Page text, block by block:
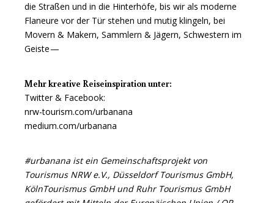
die Straßen und in die Hinterhöfe, bis wir als moderne
Flaneure vor der Tür stehen und mutig klingeln, bei
Movern & Makern, Sammlern & Jägern, Schwestern im
Geiste —
Mehr kreative Reiseinspiration unter:
Twitter& Facebook:
nrw-tourism.com/urbanana
medium.com/urbanana
#urbanana ist ein Gemeinschaftsprojekt von
Tourismus NRW e.V., Düsseldorf Tourismus GmbH,
KölnTourismus GmbH und Ruhr Tourismus GmbH